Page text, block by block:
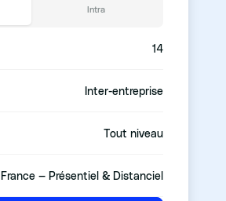
Intra
14
Inter-entreprise
Tout niveau
France — Présentiel & Distanciel